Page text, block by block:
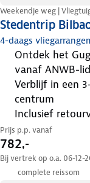
Stedentrip
Weekendje weg |
4-daags
ontdek het Guggenheim museum (entree inbegrepen
vanaf ANWB-
verblijf in een 3-sterrenhotel midden in het levendige
centrum
inclusief
Prijs p.p. vanaf
782,-
Bij vertrek op o.a. 06-12-
complete reissom